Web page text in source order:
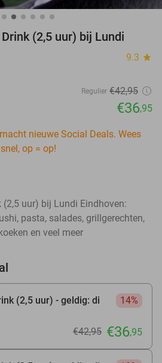
(2,5 uur) bij Lundi
9.3 star
Regulier €42,95
€36,95
nieuwe Social Deals. Wees
snel, op = op!
(2,5 uur) bij Lundi Eindhoven:
pasta, salades, grillgerechten,
en veel meer
(2,5 uur) - geldig: di
14%
€42,95 €36,95